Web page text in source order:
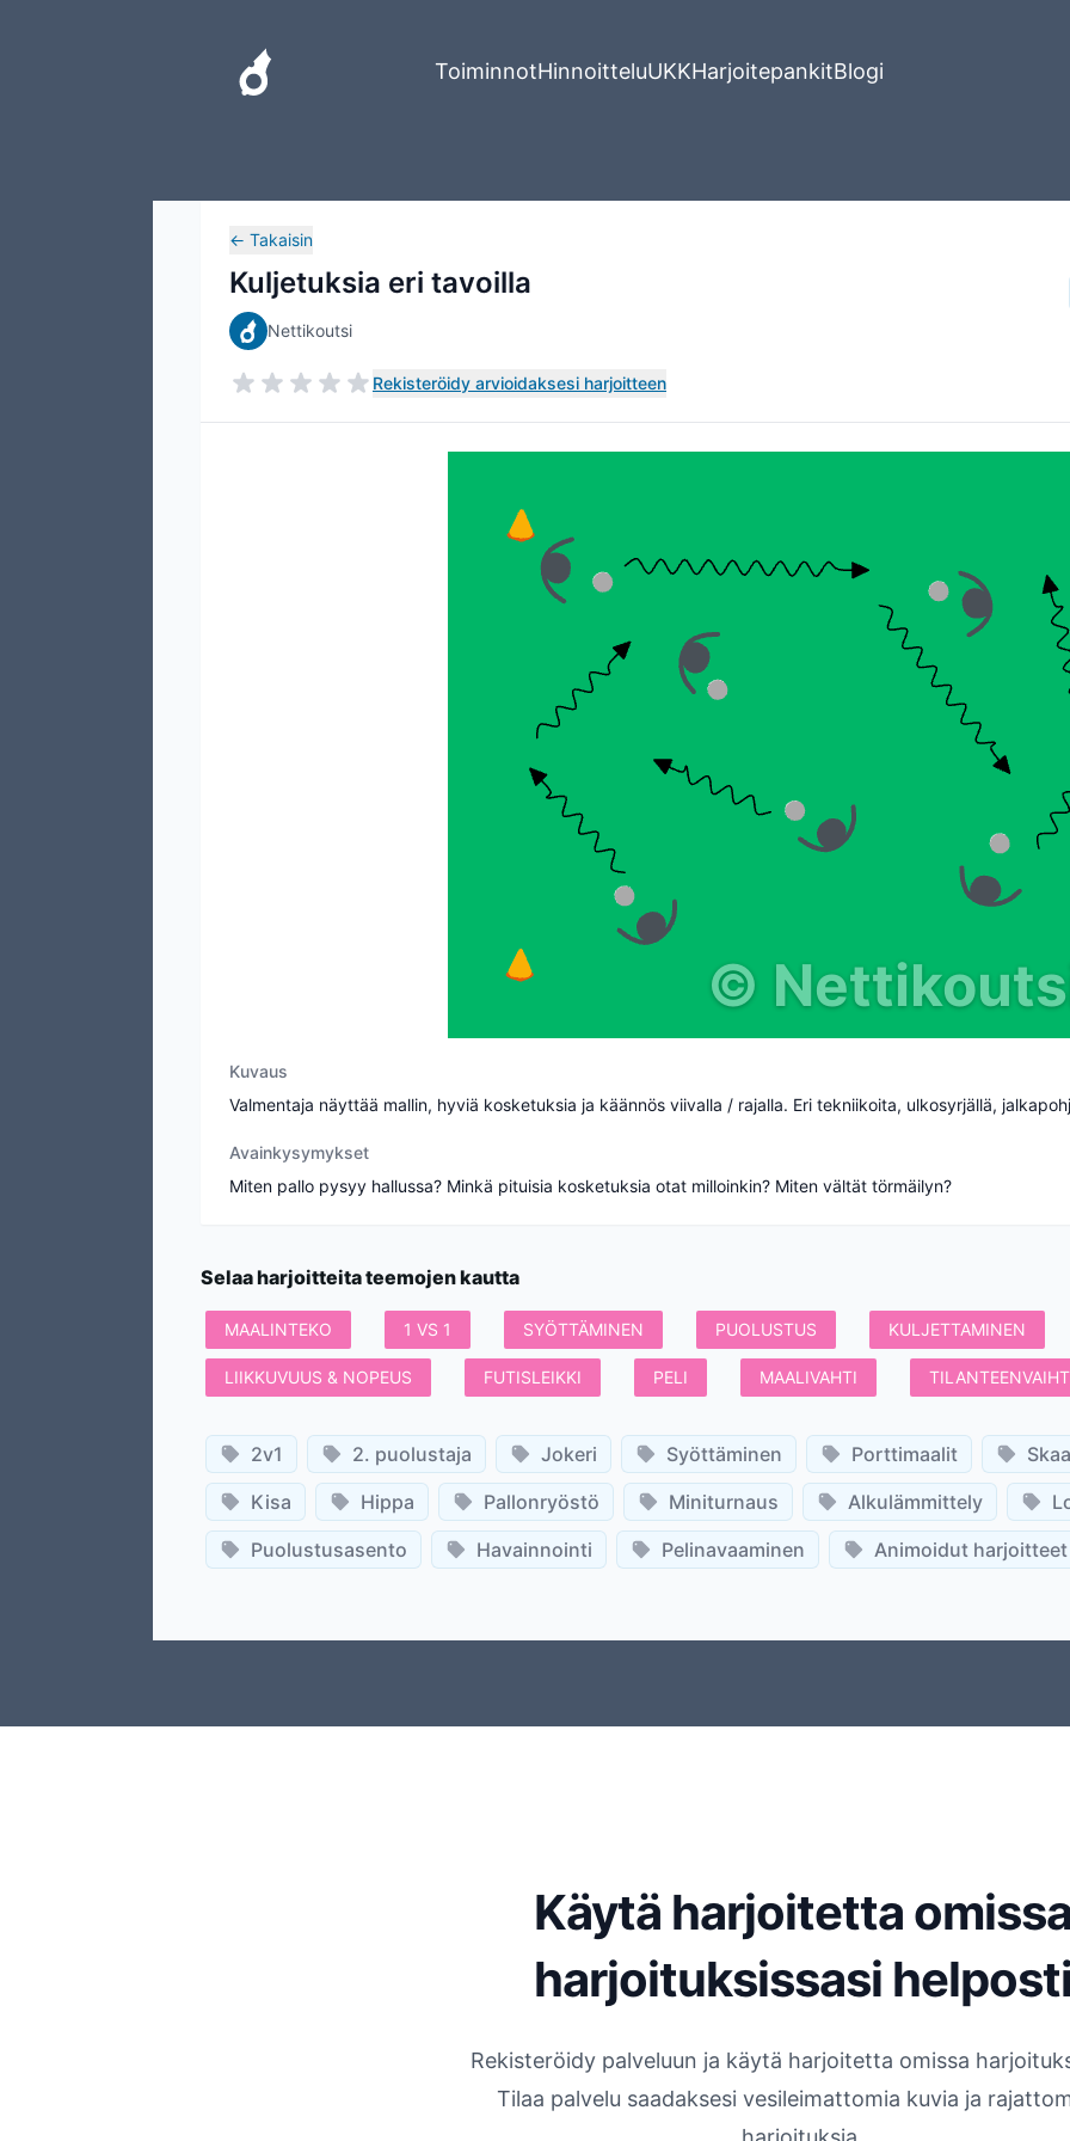
ToiminnotHinnoitteluUKKHarjoitepankitBlogi
← Takaisin
Kuljetuksia eri tavoilla
Nettikoutsi
Rekisteröidy arvioidaksesi harjoitteen
©
Kuvaus
Valmentaja näyttää mallin, hyviä kosketuksia ja käännös viivalla / rajalla. Eri tekniikoita, ulkosyrjällä,
Avainkysymykset
Miten pallo pysyy hallussa? Minkä pituisia kosketuksia otat milloinkin? Miten vältät törmäilyn?
Selaa harjoitteita teemojen kautta
MAALINTEKO 1 VS 1 SYÖTTÄMINEN PUOLUSTUS KULJETTAMINEN
LIIKKUVUUS & NOPEUS FUTISLEIKKI PELI MAALIVAHTI
2v1 2. puolustaja Jokeri Syöttäminen Porttimaalit
Kisa
Hippa Pallonryöstö Miniturnaus Alkulämmittely
Puolustusasento
Havainnointi Pelinavaaminen Animoidut harjoitteet
Käytä harjoitetta
harjoituksissasi
Rekisteröidy palveluun ja käytä harjoitetta omissa
Tilaa palvelu saadaksesi vesileimattomia kuvia ja